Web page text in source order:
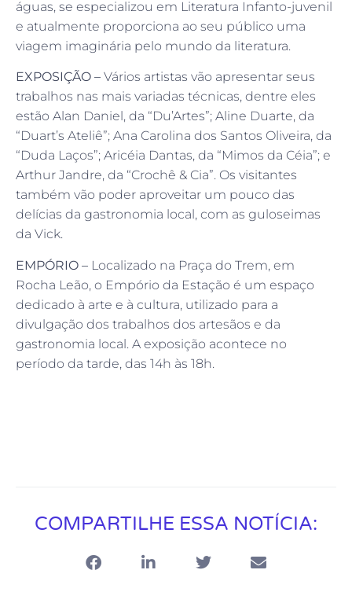
águas, se especializou em Literatura Infanto-juvenil
e atualmente proporciona ao seu público uma
viagem imaginária pelo mundo da literatura.
EXPOSIÇÃO – Vários artistas vão apresentar seus
trabalhos nas mais variadas técnicas, dentre eles
estão Alan Daniel, da “Du’Artes”; Aline Duarte, da
“Duart’s Ateliê”; Ana Carolina dos Santos Oliveira, da
“Duda Laços”; Aricéia Dantas, da “Mimos da Céia”; e
Arthur Jandre, da “Crochê & Cia”. Os visitantes
também vão poder aproveitar um pouco das
delícias da gastronomia local, com as guloseimas
da Vick.
EMPÓRIO – Localizado na Praça do Trem, em
Rocha Leão, o Empório da Estação é um espaço
dedicado à arte e à cultura, utilizado para a
divulgação dos trabalhos dos artesãos e da
gastronomia local. A exposição acontece no
período da tarde, das 14h às 18h.
COMPARTILHE ESSA NOTÍCIA: